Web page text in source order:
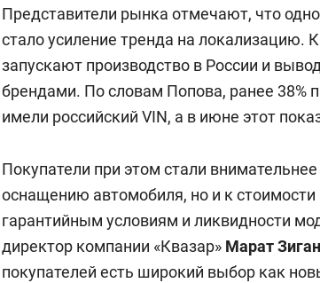
Представители рынка отмечают, что
стало усиление тренда на локализацию.
запускают производство в России и
брендами. По словам Попова, ранее 38%
имели российский VIN, а в июне этот
Покупатели при этом стали
оснащению автомобиля, но и к
гарантийным условиям и ликвидности
директор компании «Квазар» Марат
покупателей есть широкий выбор как